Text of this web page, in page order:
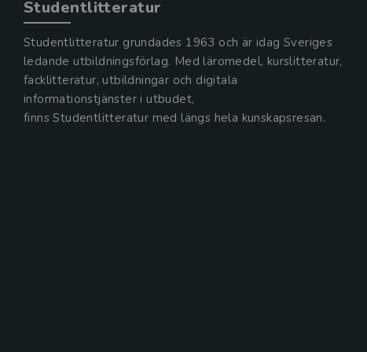
Studentlitteratur
Studentlitteratur grundades 1963 och är idag Sveriges
ledande utbildningsförlag. Med läromedel, kurslitteratur,
facklitteratur, utbildningar och digitala
informationstjänster i utbudet,
finns Studentlitteratur med längs hela kunskapsresan.